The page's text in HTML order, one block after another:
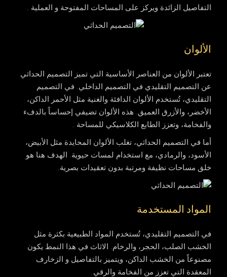
التفاصيل الزائدة ويركز على المساحات المفتوحة و العملية .
الألوان
تعتبر الألوان من العناصر الأساسية التي تميز التصميم الحداثي
عن التصميم التقليدي في التصميم الداخلي. في التصميم
التقليدي، تُستخدم الألوان الدافئة والغنية مثل الأحمر الداكن،
الأخضر، والأزرق العميق. هذه الألوان تضيفي إحساساً بالدفء
والفخامة، وتعزز الطابع الكلاسيكي للمساحة .
أما في التصميم الحداثي، تغلب الألوان المحايدة مثل الأبيض،
الأسود، والرمادي، مع استخدام لمسات حيوية. الهدف هنا هو
خلق مساحات نظيفة ومرتبة بدون تعقيدات بصرية.
المواد المستخدمة
في التصميم التقليدي، تُستخدم المواد الطبيعية بكثرة مثل
الخشب الصلب، الحجر، والرخام. الاثاث في هذا النمط يكون
مصنوعاً من الخشب الداكن، ويتميز بالتفاصيل و الزخارف
المعقدة التي تعزز من الفخامة والرقي.